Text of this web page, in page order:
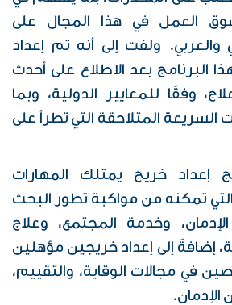
العمل في هذا المجال على
والعربي. ولفت إلى أنه تم إعداد
البرنامج بعد الاطلاع على أحدث
وفقًا للمعايير الدولية، وبما
السريعة المتلاحقة التي تطرأ على
إعداد خريج يمتلك المهارات
تمكنه من مواكبة تطور البحث
وخدمة المجتمع، وعلاج
إضافةً إلى إعداد خريجين مؤهلين
في مجالات الوقاية، والتقييم،
الإدمان.